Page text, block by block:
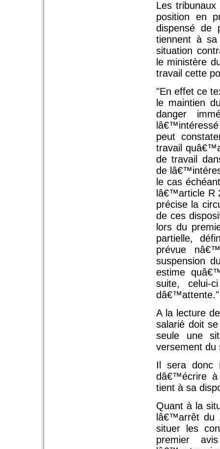
Les
position en
dispensé de
tiennent à
situation
le ministère
travail cette
"En effet ce
le maintien
danger
peut
travail
de travail
de
le cas
lâ€™article R
précise la
de ces
lors du
partielle,
prévue
suspension
estime
suite, celui-
dâ€™attente."
A la lecture
salarié doit
seule une
versement du
Il sera donc
dâ€™écrire
tient à sa
Quant à la
lâ€™arrêt du
situer les
premier